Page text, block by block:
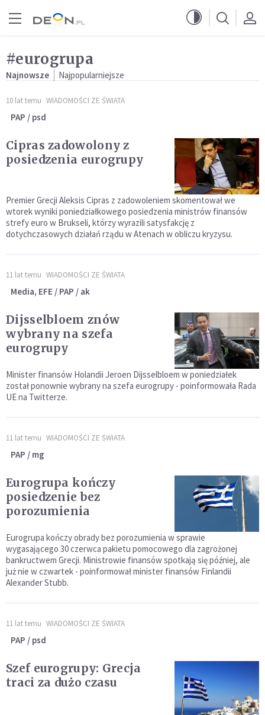
#eurogrupa
Najnowsze Najpopularniejsze
10 lat temu WIADOMOŚCI ZE ŚWIATA
PAP / psd
Cipras zadowolony z
posiedzenia eurogrupy
Premier Grecji Aleksis Cipras z zadowoleniem skomentował we
wtorek wyniki poniedziałkowego posiedzenia ministrów finansów
strefy euro w Brukseli, którzy wyrazili satysfakcję z
dotychczasowych działań rządu w Atenach w obliczu kryzysu.
11 lat temu WIADOMOŚCI ZE ŚWIATA
Media, EFE / PAP / ak
Dijsselbloem znów
wybrany na szefa
eurogrupy
Minister finansów Holandii Jeroen Dijsselbloem w poniedziałek
został ponownie wybrany na szefa eurogrupy - poinformowała Rada
UE na Twitterze.
11 lat temu WIADOMOŚCI ZE ŚWIATA
PAP / mg
Eurogrupa kończy
posiedzenie bez
porozumienia
Eurogrupa kończy obrady bez porozumienia w sprawie
wygasającego 30 czerwca pakietu pomocowego dla zagrożonej
bankructwem Grecji. Ministrowie finansów spotkają się później, ale
już nie w czwartek - poinformował minister finansów Finlandii
Alexander Stubb.
11 lat temu WIADOMOŚCI ZE ŚWIATA
PAP / psd
Szef eurogrupy: Grecja
traci za dużo czasu